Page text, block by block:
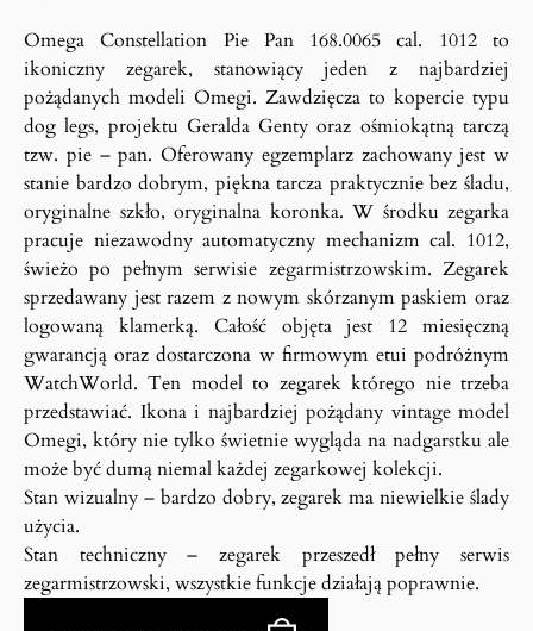
Omega Constellation Pie Pan 168.0065 cal. 1012 to
ikoniczny zegarek, stanowiący jeden z najbardziej
pożądanych modeli Omegi. Zawdzięcza to kopercie typu
dog legs, projektu Geralda Genty oraz ośmiokątną tarczą
tzw. pie – pan. Oferowany egzemplarz zachowany jest w
stanie bardzo dobrym, piękna tarcza praktycznie bez śladu,
oryginalne szkło, oryginalna koronka. W środku zegarka
pracuje niezawodny automatyczny mechanizm cal. 1012,
świeżo po pełnym serwisie zegarmistrzowskim. Zegarek
sprzedawany jest razem z nowym skórzanym paskiem oraz
logowaną klamerką. Całość objęta jest 12 miesięczną
gwarancją oraz dostarczona w firmowym etui podróżnym
WatchWorld. Ten model to zegarek którego nie trzeba
przedstawiać. Ikona i najbardziej pożądany vintage model
Omegi, który nie tylko świetnie wygląda na nadgarstku ale
może być dumą niemal każdej zegarkowej kolekcji.
Stan wizualny – bardzo dobry, zegarek ma niewielkie ślady
użycia.
Stan techniczny – zegarek przeszedł pełny serwis
zegarmistrzowski, wszystkie funkcje działają poprawnie.